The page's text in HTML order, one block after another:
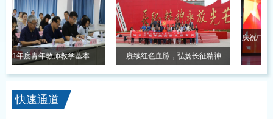
年度青年教师教学基本... 赓续红色血脉，弘扬长征精神
庆祝中国共
快速通道